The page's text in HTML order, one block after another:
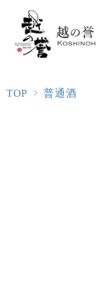
TOP 普通酒